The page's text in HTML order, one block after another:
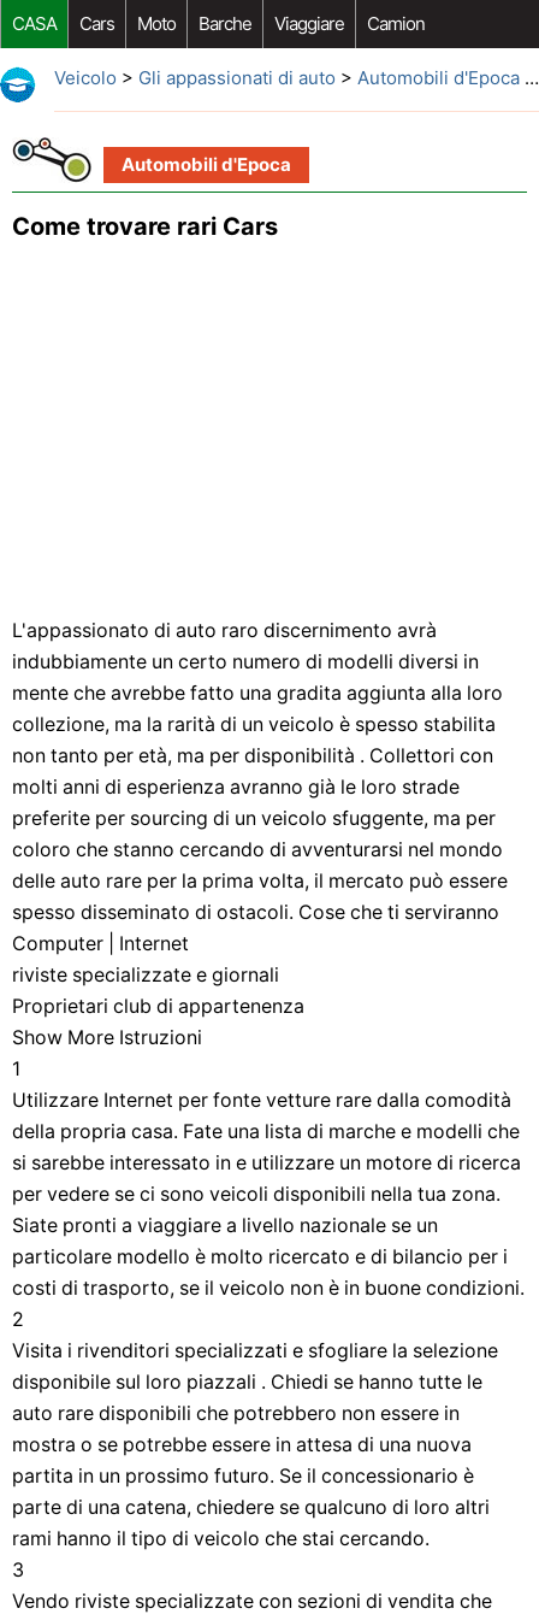
CASA Cars Moto Barche Viaggiare Camion
Riparazione Auto Acquisto Auto Car Opzioni Aftermarket
Veicolo > Gli appassionati di auto > Automobili d'Epoca> Come trovare rari Cars
Automobili d'Epoca
Come trovare rari Cars
L'appassionato di auto raro discernimento avrà
indubbiamente un certo numero di modelli diversi in
mente che avrebbe fatto una gradita aggiunta alla loro
collezione, ma la rarità di un veicolo è spesso stabilita
non tanto per età, ma per disponibilità . Collettori con
molti anni di esperienza avranno già le loro strade
preferite per sourcing di un veicolo sfuggente, ma per
coloro che stanno cercando di avventurarsi nel mondo
delle auto rare per la prima volta, il mercato può essere
spesso disseminato di ostacoli. Cose che ti serviranno
Computer | Internet
riviste specializzate e giornali
Proprietari club di appartenenza
Show More Istruzioni
1
Utilizzare Internet per fonte vetture rare dalla comodità
della propria casa. Fate una lista di marche e modelli che
si sarebbe interessato in e utilizzare un motore di ricerca
per vedere se ci sono veicoli disponibili nella tua zona.
Siate pronti a viaggiare a livello nazionale se un
particolare modello è molto ricercato e di bilancio per i
costi di trasporto, se il veicolo non è in buone condizioni.
2
Visita i rivenditori specializzati e sfogliare la selezione
disponibile sul loro piazzali . Chiedi se hanno tutte le
auto rare disponibili che potrebbero non essere in
mostra o se potrebbe essere in attesa di una nuova
partita in un prossimo futuro. Se il concessionario è
parte di una catena, chiedere se qualcuno di loro altri
rami hanno il tipo di veicolo che stai cercando.
3
Vendo riviste specializzate con sezioni di vendita che